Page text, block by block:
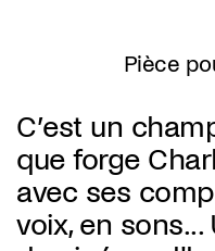
Pièce
C’est un
que forge
avec ses
voix, en sons...